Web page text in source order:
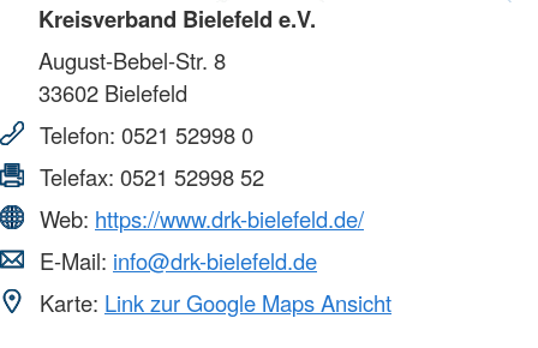
Kreisverband Bielefeld e.V.
August-Bebel-Str. 8
33602 Bielefeld
Telefon: 0521 52998 0
Telefax: 0521 52998 52
Web: https://www.drk-bielefeld.de/
E-Mail: info@drk-bielefeld.de
Karte: Link zur Google Maps Ansicht